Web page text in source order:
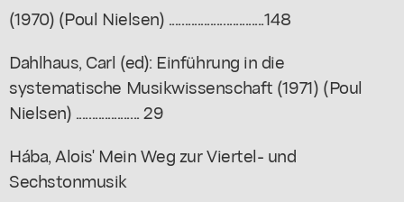
(1970) (Poul Nielsen) ..............................148
Dahlhaus, Carl (ed): Einführung in die
systematische Musikwissenschaft (1971) (Poul
Nielsen) .................... 29
Hába, Alois' Mein Weg zur Viertel- und
Sechstonmusik